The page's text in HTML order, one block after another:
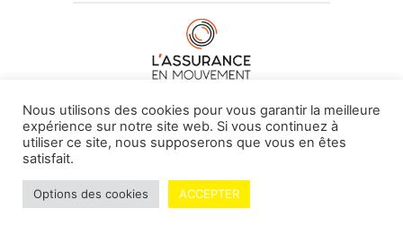
À PROPOS DE NOUS•CONTACT
© L'assurance en mouvement -By Vovoxx Média
Mentions légales Contributeurs
Nous utilisons des cookies pour vous garantir la meilleure
expérience sur notre site web. Si vous continuez à
utiliser ce site, nous supposerons que vous en êtes
satisfait.
Options des cookies ACCEPTER